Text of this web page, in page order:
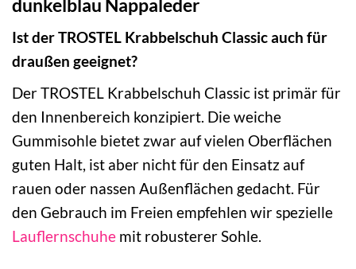
Ist der TROSTEL Krabbelschuh Classic auch für
draußen geeignet?
Der TROSTEL Krabbelschuh Classic ist primär für
den Innenbereich konzipiert. Die weiche
Gummisohle bietet zwar auf vielen Oberflächen
guten Halt, ist aber nicht für den Einsatz auf
rauen oder nassen Außenflächen gedacht. Für
den Gebrauch im Freien empfehlen wir spezielle
Lauflernschuhe mit robusterer Sohle.